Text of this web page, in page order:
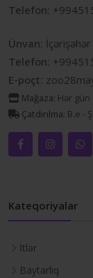
Telefon:
Ünvan: İçərişəhər
Telefon:
E-poçt:
Mağaza: Hər gün
Çatdırılma: B.e -
Kateqoriyalar
İtlər
Baytarlıq